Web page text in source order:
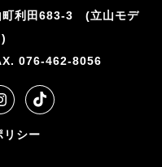
町利田683-3 (立山モデ
076-462-8056
リシー